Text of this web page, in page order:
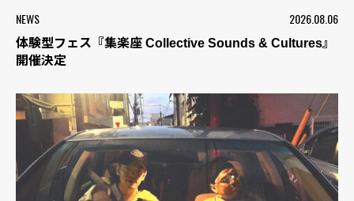
NEWS 2026.08.06
体験型フェス『集楽座 Collective Sounds & Cultures』
開催決定